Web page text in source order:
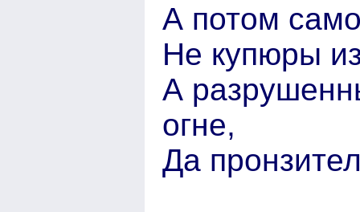
А потом
Не купюры
А
огне,
Да